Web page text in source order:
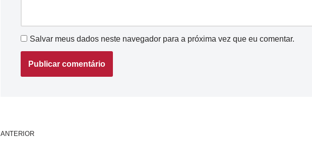
Salvar meus dados neste navegador para a próxima vez que eu comentar.
ANTERIOR